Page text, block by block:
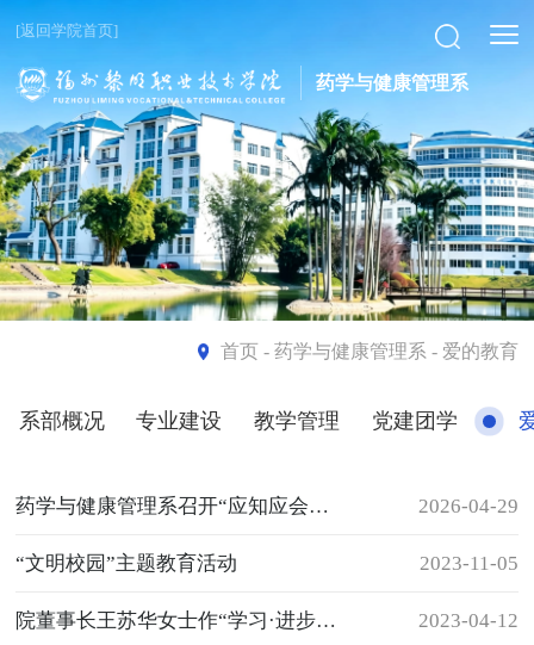
[返回学院首页]
药学与健康管理系
首页- 药学与健康管理系 - 爱的教育
系部概况 专业建设 教学管理 党建团学
药学与健康管理系召开“应知应会”主题学习活动 2026-04-29
“文明校园”主题教育活动 2023-11-05
院董事长王苏华女士作“学习·进步·成长”专题讲座 2023-04-12